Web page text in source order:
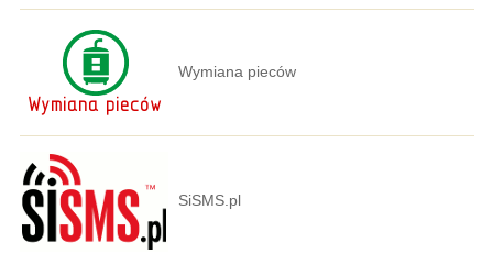
Wymiana pieców
SiSMS.pl